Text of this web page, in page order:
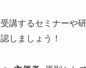
受講するセミナーや
認しましょう！